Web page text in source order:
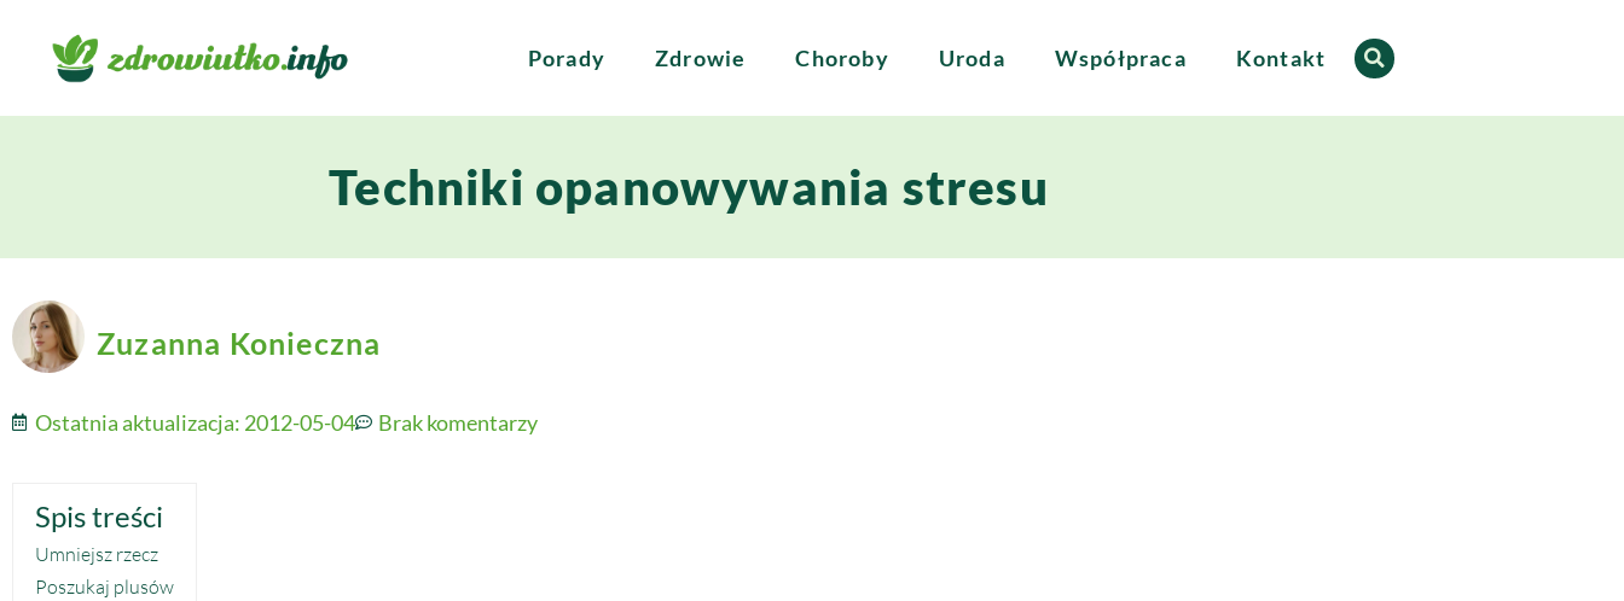
Porady Zdrowie Choroby Uroda Współpraca Kontakt
Techniki opanowywania stresu
Zuzanna Konieczna
Ostatnia aktualizacja: 2012-05-04 Brak komentarzy
Spis treści
Umniejsz rzecz
Poszukaj plusów